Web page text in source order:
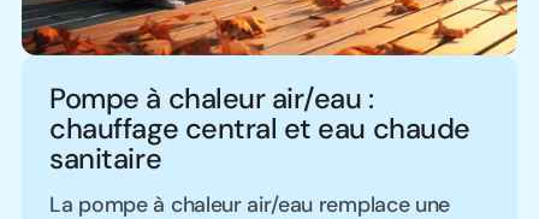
Pompe à chaleur air/eau :
chauffage central et eau chaude
sanitaire
La pompe à chaleur air/eau remplace une